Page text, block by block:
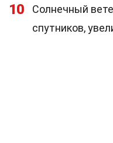
10
Солнечный
спутников,